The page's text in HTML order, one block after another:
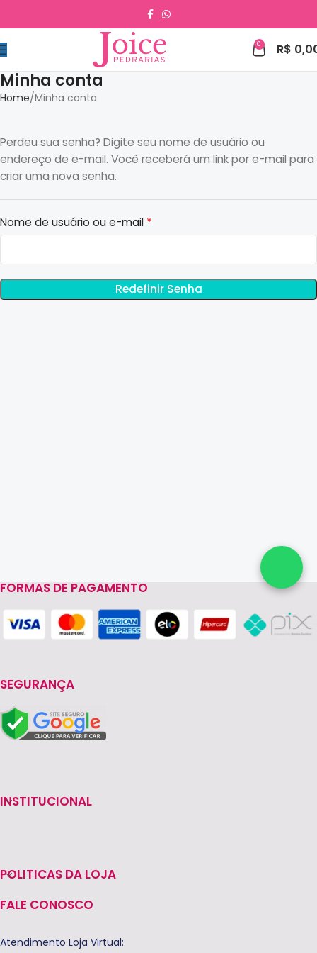
0 R$
Minha conta
Home Minha conta
Perdeu sua senha? Digite seu nome de usuário ou
endereço de e-mail. Você receberá um link por e-mail para
criar uma nova senha.
Nome de usuário ou e-mail *
Redefinir Senha
FORMAS DE PAGAMENTO
SEGURANÇA
INSTITUCIONAL
POLITICAS DA LOJA
FALE CONOSCO
Atendimento Loja Virtual: